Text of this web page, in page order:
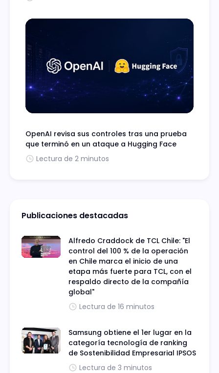
OpenAI revisa sus controles tras una prueba
que terminó en un ataque a Hugging Face
Lectura de 2 minutos
Publicaciones destacadas
Alfredo Craddock de TCL Chile: "El
control del 100 % de la operación
en Chile marca el inicio de una
etapa más fuerte para TCL, con el
respaldo directo de la compañía
global"
Lectura de 16 minutos
Samsung obtiene el 1er lugar en la
categoría tecnología de ranking
de Sostenibilidad Empresarial IPSOS
Lectura de 3 minutos